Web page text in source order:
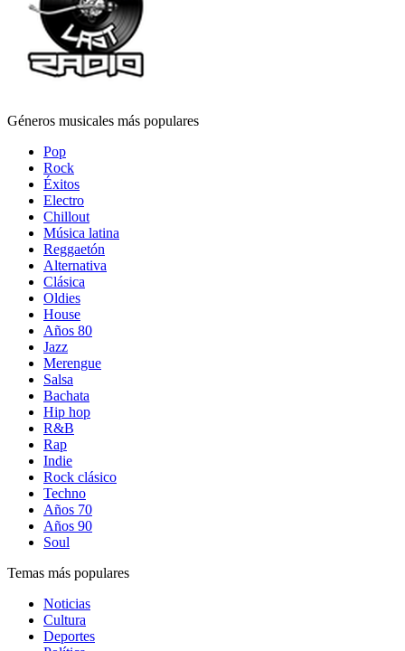
Géneros musicales más populares
Pop
Rock
Éxitos
Electro
Chillout
Música latina
Reggaetón
Alternativa
Clásica
Oldies
House
Años 80
Jazz
Merengue
Salsa
Bachata
Hip hop
R&B
Rap
Indie
Rock clásico
Techno
Años 70
Años 90
Soul
Temas más populares
Noticias
Cultura
Deportes